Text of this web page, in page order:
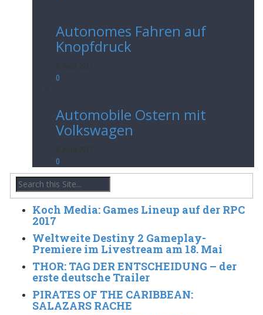
Autonomes Fahren auf
Knopfdruck
0
Automobile Ostern mit
Volkswagen
0
Koch Media: Games Lineup auf der RPC
2017
Weltweite Destiny 2 Gameplay-
Premiere im Livestream am 18. Mai
THOR: TAG DER ENTSCHEIDUNG – der
erste deutsche Trailer
PIRATES OF THE CARIBBEAN:
SALAZARS RACHE